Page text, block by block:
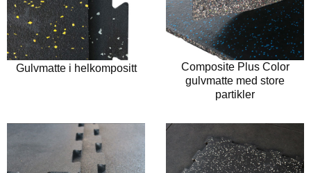
Gulvmatte i helkompositt
Composite Plus Color
gulvmatte med store
partikler